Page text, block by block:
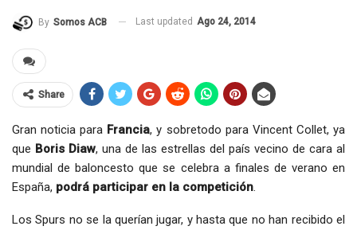
By Somos ACB Last updated Ago 24, 2014
Share
Gran noticia para Francia, y sobretodo para Vincent Collet, ya
que Boris Diaw, una de las estrellas del país vecino de cara al
mundial de baloncesto que se celebra a finales de verano en
España, podrá participar en la competición.
Los Spurs no se la querían jugar, y hasta que no han recibido el